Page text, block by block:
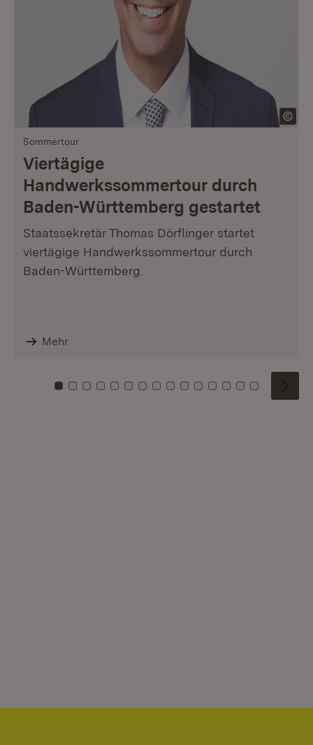
Sommertour
Viertägige
Handwerkssommertour durch
Baden-Württemberg gestartet
Staatssekretär Thomas Dörflinger startet
viertägige Handwerkssommertour durch
Baden-Württemberg.
Mehr
Zu Kachel: 0
Zu Kachel: 1
Zu Kachel: 2
Zu Kachel: 3
Zu Kachel: 4
Zu Kachel: 5
Zu Kachel: 6
Zu Kachel: 7
Zu Kachel: 8
Zu Kachel: 9
Zu Kachel: 10
Zu Kachel: 11
Zu Kachel: 12
Zu Kachel:
Zu